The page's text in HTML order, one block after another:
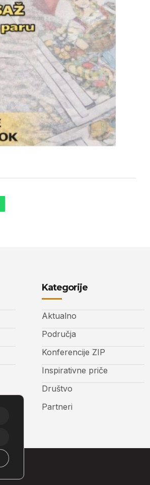
Kategorije
Aktualno
Područja
Konferencije ZIP
Inspirativne priče
Društvo
Partneri